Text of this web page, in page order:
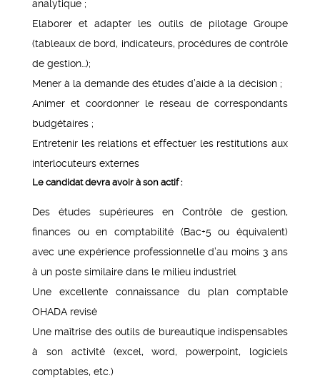
analytique ;
Elaborer et adapter les outils de pilotage Groupe
(tableaux de bord, indicateurs, procédures de contrôle
de gestion…);
Mener à la demande des études d’aide à la décision ;
Animer et coordonner le réseau de correspondants
budgétaires ;
Entretenir les relations et effectuer les restitutions aux
interlocuteurs externes
Le candidat devra avoir à son actif :
Des études supérieures en Contrôle de gestion,
finances ou en comptabilité (Bac+5 ou équivalent)
avec une expérience professionnelle d’au moins 3 ans
à un poste similaire dans le milieu industriel
Une excellente connaissance du plan comptable
OHADA revisé
Une maîtrise des outils de bureautique indispensables
à son activité (excel, word, powerpoint, logiciels
comptables, etc.)